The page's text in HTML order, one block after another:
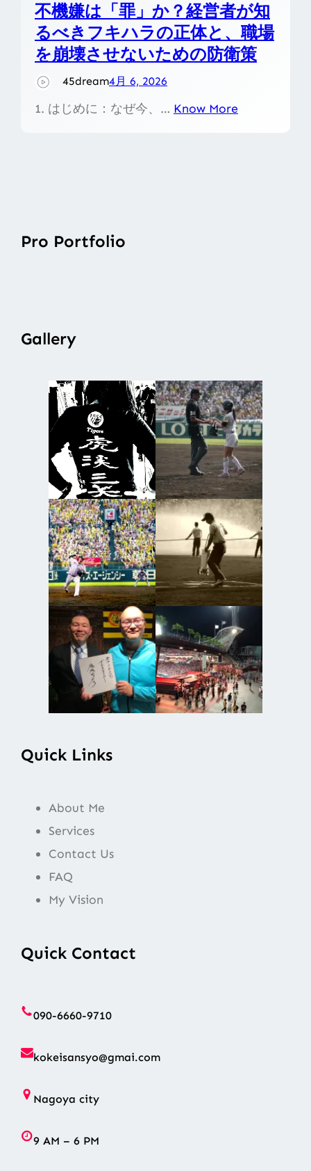
不機嫌は「罪」か？経営者が知
るべきフキハラの正体と、職場
を崩壊させないための防衛策
45dream4月 6, 2026
1. はじめに：なぜ今、… Know More
Pro Portfolio
Gallery
Quick Links
About Me
Services
Contact Us
FAQ
My Vision
Quick Contact
090-6660-9710
kokeisansyo@gmai.com
Nagoya city
9 AM – 6 PM